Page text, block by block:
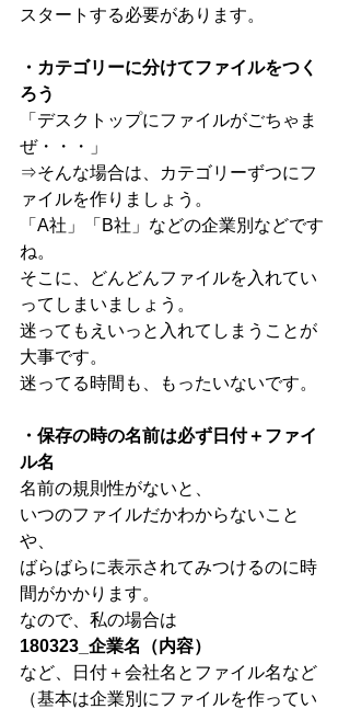
スタートする必要があります。
・カテゴリーに分けてファイルをつく
ろう
「デスクトップにファイルがごちゃま
ぜ・・・」
⇒そんな場合は、カテゴリーずつにフ
ァイルを作りましょう。
「A社」「B社」などの企業別などです
ね。
そこに、どんどんファイルを入れてい
ってしまいましょう。
迷ってもえいっと入れてしまうことが
大事です。
迷ってる時間も、もったいないです。
・保存の時の名前は必ず日付＋ファイ
ル名
名前の規則性がないと、
いつのファイルだかわからないこと
や、
ばらばらに表示されてみつけるのに時
間がかかります。
なので、私の場合は
180323_企業名（内容）
など、日付＋会社名とファイル名など
（基本は企業別にファイルを作ってい